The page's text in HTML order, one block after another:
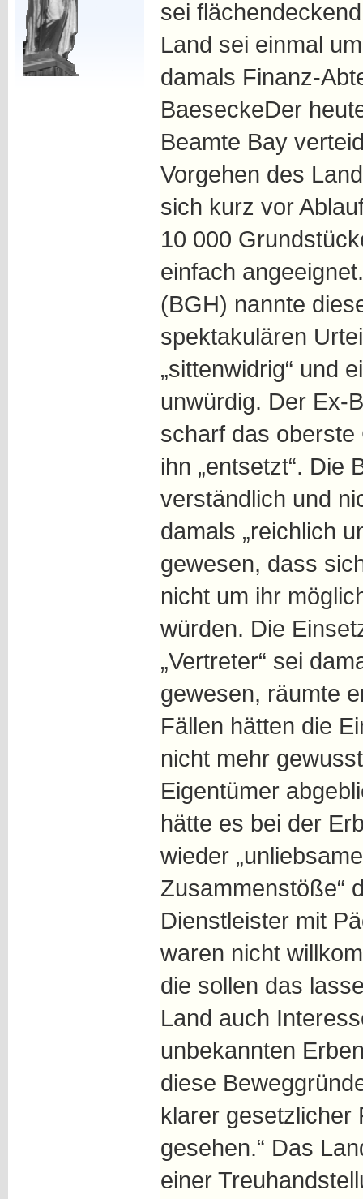
sei
Land sei einmal
damals Finanz-
BaeseckeDer
Beamte Bay
Vorgehen des
sich kurz vor
10 000
einfach
(BGH) nannte
spektakulären
„sittenwidrig“ und
unwürdig. Der Ex-
scharf das
ihn „entsetzt“. Die
verständlich und
damals „reichlich
gewesen, dass
nicht um ihr
würden. Die
„Vertreter“ sei
gewesen, räumte
Fällen hätten die
nicht mehr
Eigentümer
hätte es bei der
wieder
Zusammenstöße“
Dienstleister mit
waren nicht
die sollen das
Land auch
unbekannten
diese
klarer gesetzlicher
gesehen.“ Das
einer